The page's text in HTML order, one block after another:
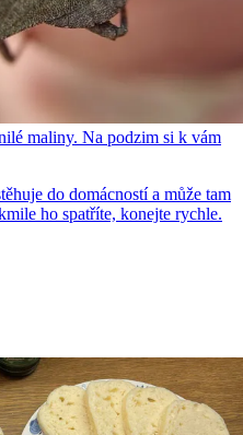
maliny. Na podzim si k vám
do domácností a může tam
ho spatříte, konejte rychle.